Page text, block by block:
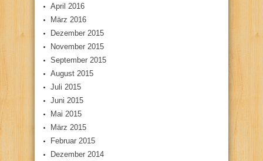
April 2016
März 2016
Dezember 2015
November 2015
September 2015
August 2015
Juli 2015
Juni 2015
Mai 2015
März 2015
Februar 2015
Dezember 2014